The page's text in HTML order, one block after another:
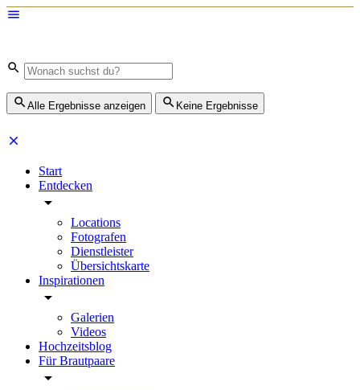
Alle Ergebnisse anzeigen Keine Ergebnisse
Start
Entdecken
Locations
Fotografen
Dienstleister
Übersichtskarte
Inspirationen
Galerien
Videos
Hochzeitsblog
Für Brautpaare